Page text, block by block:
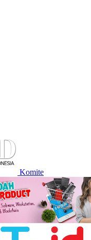
Komite